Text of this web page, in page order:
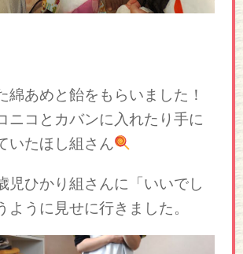
綿あめと飴をもらいました！
ニコとカバンに入れたり手に
いたほし組さん
児ひかり組さんに「いいでし
ように見せに行きました。